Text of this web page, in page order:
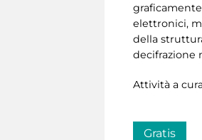
elettronici,
della
decifrazione
Attività a
Gratis